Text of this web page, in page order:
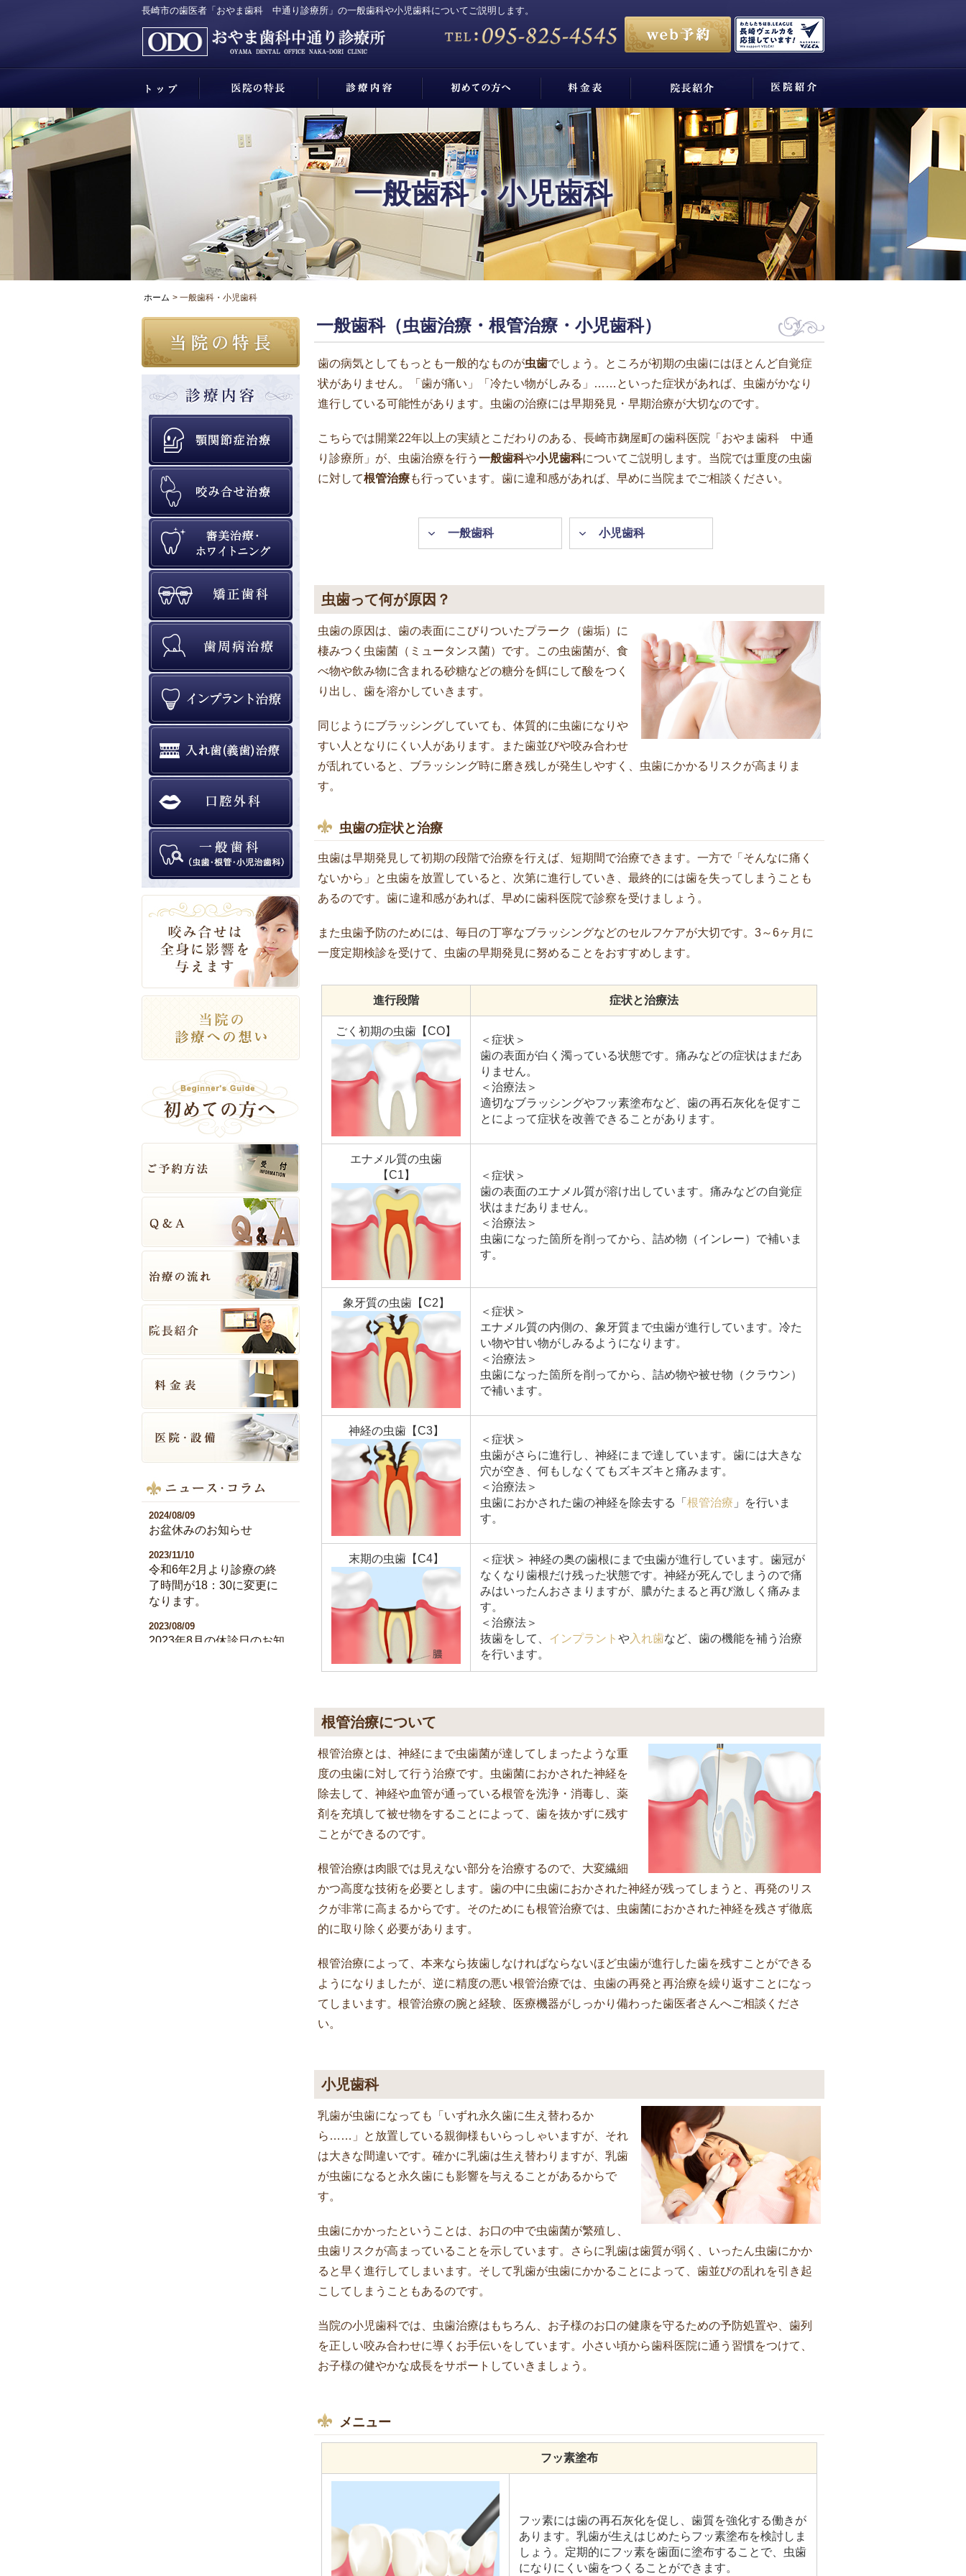
長崎市の歯医者「おやま歯科 中通り診療所」の一般歯科や小児歯科についてご説明します。
咬み合せ治療
顎関節症治療
審美治療・ホワイトニング
矯正歯科
歯周病治療
インプラント治療
入れ歯（義歯）治療
口腔外科
一般歯科（虫歯・根管・小児治歯科） 医院紹介
ニュース・コラム
一般歯科・小児歯科
ホーム 一般歯科・小児歯科
一般歯科（虫歯治療・根管治療・小児歯科）
歯の病気としてもっとも一般的なものが虫歯でしょう。ところが初期の虫歯にはほとんど自覚症
状がありません。「歯が痛い」「冷たい物がしみる」……といった症状があれば、虫歯がかなり
進行している可能性があります。虫歯の治療には早期発見・早期治療が大切なのです。
こちらでは開業22年以上の実績とこだわりのある、長崎市麹屋町の歯科医院「おやま歯科 中通
り診療所」が、虫歯治療を行う 一般歯科や小児歯科についてご説明します。当院では重度の虫歯
に対して根管治療も行っています。歯に違和感があれば、早めに当院までご相談ください。
一般歯科 小児歯科
虫歯って何が原因？
虫歯の原因は、歯の表面にこびりついたプラーク（歯垢）に
棲みつく虫歯菌（ミュータンス菌）です。この虫歯菌が、食
べ物や飲み物に含まれる砂糖などの糖分を餌にして酸をつく
り出し、歯を溶かしていきます。
同じようにブラッシングしていても、体質的に虫歯になりや
すい人となりにくい人があります。また歯並びや咬み合わせ
が乱れていると、ブラッシング時に磨き残しが発生しやすく、虫歯にかかるリスクが高まりま
す。
虫歯の症状と治療
虫歯は早期発見して初期の段階で治療を行えば、短期間で治療できます。一方で「そんなに痛く
ないから」と虫歯を放置していると、次第に進行していき、最終的には歯を失ってしまうことも
あるのです。歯に違和感があれば、早めに歯科医院で診察を受けましょう。
また虫歯予防のためには、毎日の丁寧なブラッシングなどのセルフケアが大切です。3～6ヶ月に
一度定期検診を受けて、虫歯の早期発見に努めることをおすすめします。
進行段階 症状と治療法
ごく初期の虫歯【CO】
＜症状＞
歯の表面が白く濁っている状態です。痛みなどの症状はまだあ
りません。
＜治療法＞
適切なブラッシングやフッ素塗布など、歯の再石灰化を促すこ
とによって症状を改善できることがあります。
エナメル質の虫歯
【C1】
＜症状＞
歯の表面のエナメル質が溶け出しています。痛みなどの自覚症
状はまだありません。
＜治療法＞
虫歯になった箇所を削ってから、詰め物（インレー）で補いま
す。
象牙質の虫歯【C2】
＜症状＞
エナメル質の内側の、象牙質まで虫歯が進行しています。冷た
い物や甘い物がしみるようになります。
＜治療法＞
虫歯になった箇所を削ってから、詰め物や被せ物（クラウン）
で補います。
神経の虫歯【C3】
＜症状＞
虫歯がさらに進行し、神経にまで達しています。歯には大きな
穴が空き、何もしなくてもズキズキと痛みます。
＜治療法＞
虫歯におかされた歯の神経を除去する「 根管治療 」を行いま
す。
末期の虫歯【C4】
＜症状＞ 神経の奥の歯根にまで虫歯が進行しています。歯冠が
なくなり歯根だけ残った状態です。神経が死んでしまうので痛
みはいったんおさまりますが、膿がたまると再び激しく痛みま
す。
＜治療法＞
抜歯をして、 インプラント や入れ歯など、歯の機能を補う治療
を行います。
根管治療について
根管治療とは、神経にまで虫歯菌が達してしまったような重
度の虫歯に対して行う治療です。虫歯菌におかされた神経を
除去して、神経や血管が通っている根管を洗浄・消毒し、薬
剤を充填して被せ物をすることによって、歯を抜かずに残す
ことができるのです。
根管治療は肉眼では見えない部分を治療するので、大変繊細
かつ高度な技術を必要とします。歯の中に虫歯におかされた神経が残ってしまうと、再発のリス
クが非常に高まるからです。そのためにも根管治療では、虫歯菌におかされた神経を残さず徹底
的に取り除く必要があります。
根管治療によって、本来なら抜歯しなければならないほど虫歯が進行した歯を残すことができる
ようになりましたが、逆に精度の悪い根管治療では、虫歯の再発と再治療を繰り返すことになっ
てしまいます。根管治療の腕と経験、医療機器がしっかり備わった歯医者さんへご相談くださ
い。
小児歯科
乳歯が虫歯になっても「いずれ永久歯に生え替わるか
ら……」と放置している親御様もいらっしゃいますが、それ
は大きな間違いです。確かに乳歯は生え替わりますが、乳歯
が虫歯になると永久歯にも影響を与えることがあるからで
す。
虫歯にかかったということは、お口の中で虫歯菌が繁殖し、
虫歯リスクが高まっていることを示しています。さらに乳歯は歯質が弱く、いったん虫歯にかか
ると早く進行してしまいます。そして乳歯が虫歯にかかることによって、歯並びの乱れを引き起
こしてしまうこともあるのです。
当院の小児歯科では、虫歯治療はもちろん、お子様のお口の健康を守るための予防処置や、歯列
を正しい咬み合わせに導くお手伝いをしています。小さい頃から歯科医院に通う習慣をつけて、
お子様の健やかな成長をサポートしていきましょう。
メニュー
フッ素塗布
フッ素には歯の再石灰化を促し、歯質を強化する働きが
あります。乳歯が生えはじめたらフッ素塗布を検討しま
しょう。定期的にフッ素を歯面に塗布することで、虫歯
になりにくい歯をつくることができます。
2024/08/09
お盆休みのお知らせ
2023/11/10
令和6年2月より診療の終
了時間が18：30に変更に
なります。
2023/08/09
2023年8月の休診日のお知